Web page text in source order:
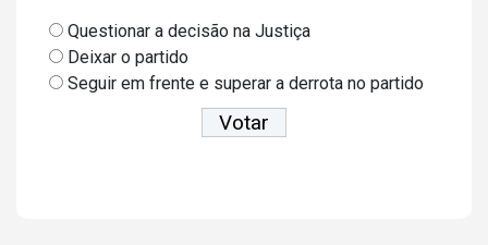
Questionar a decisão na Justiça
Deixar o partido
Seguir em frente e superar a derrota no partido